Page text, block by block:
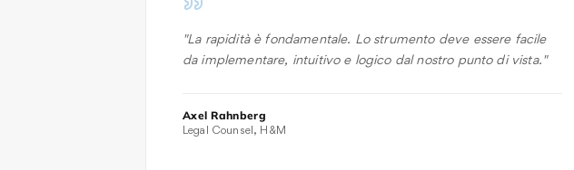
"La rapidità è fondamentale. Lo strumento deve essere facile
da implementare, intuitivo e logico dal nostro punto di vista. "
Axel Rahnberg
Legal Counsel, H&M